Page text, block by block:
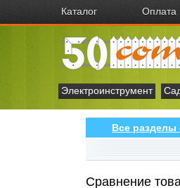
Каталог Оплата
Электроинструмент
Все разделы
Сравнение